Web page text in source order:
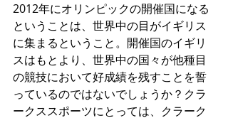
2012年にオリンピックの開催国になる
ということは、世界中の目がイギリス
に集まるということ。開催国のイギリ
スはもとより、世界中の国々が他種目
の競技において好成績を残すことを誓
っているのではないでしょうか？クラ
ークススポーツにとっては、クラーク